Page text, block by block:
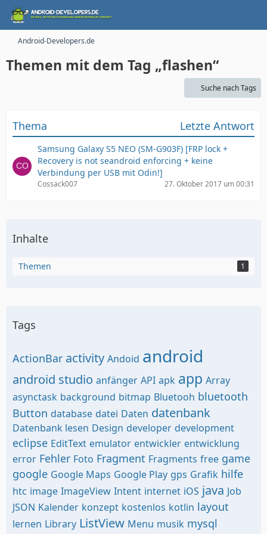
Android-Developers.de
Themen mit dem Tag „flashen“
Suche nach Tags
Thema Letzte Antwort
Samsung Galaxy S5 NEO (SM-G903F) [FRP lock +
Recovery is not seandroid enforcing + keine
Verbindung per USB mit Odin!]
Cossack007 27. Oktober 2017 um 00:31
Inhalte
Themen 1
Tags
ActionBar activity Andoid android
android studio anfänger API apk app Array
asynctask background bitmap Bluetooh bluetooth
Button database datei Daten datenbank
Datenbank lesen Design developer development
eclipse EditText emulator entwickler entwicklung
error Fehler Foto Fragment Fragments free game
google Google Maps Google Play gps Grafik hilfe
htc image ImageView Intent internet iOS java Job
JSON Kalender konzept kostenlos kotlin layout
lernen Library ListView Menu musik mysql